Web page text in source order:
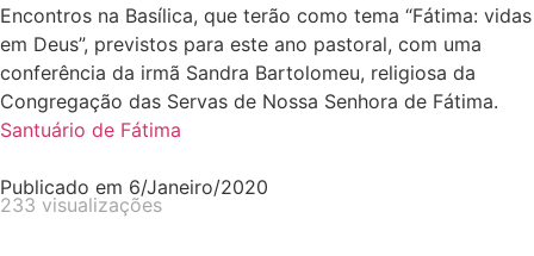
Encontros na Basílica, que terão como tema “Fátima: vidas
em Deus”, previstos para este ano pastoral, com uma
conferência da irmã Sandra Bartolomeu, religiosa da
Congregação das Servas de Nossa Senhora de Fátima.
Santuário de Fátima
Publicado em 6/Janeiro/2020
233 visualizações